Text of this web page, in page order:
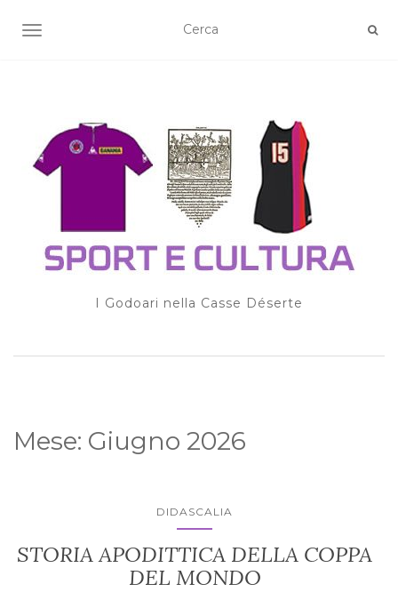
TOGGLE NAVIGATION
I Godoari nella Casse Déserte
Mese: Giugno 2026
DIDASCALIA
STORIA APODITTICA DELLA COPPA
DEL MONDO